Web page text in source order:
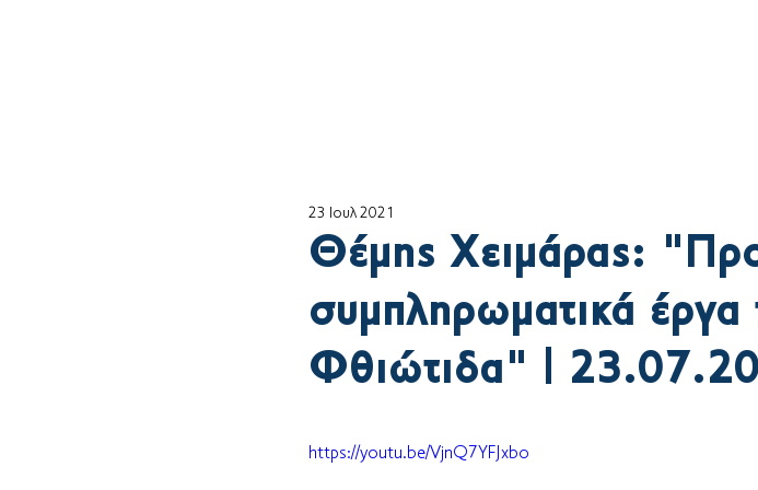
Θέμης Χειμάρας:
συμπληρωματικά
Φθιώτιδα" |
23 Ιουλ 2021
https://youtu.be/VjnQ7YFJxbo